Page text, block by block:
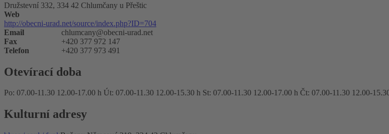
Družstevní 332, 334 42 Chlumčany u Přeštic
Web
http://obecni-urad.net/source/index.php?ID=704
Email
chlumcany@obecni-urad.net
Fax
+420 377 972 147
Telefon
+420 377 973 491
Otevírací doba
Po: 07.00-11.30 12.00-17.00 h Út: 07.00-11.30 12.00-15.30 h St: 07.00-11.30 12.00-17.00 h Čt: 07.00-11.30 12.00-
Kulturní adresy